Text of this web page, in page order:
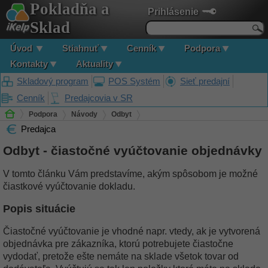
Prihlásenie
Pokladňa a
Sklad
Úvod Stiahnuť Cenník
Podpora
Kontakty
Aktuality
Skladový program
POS Systém
Sieť predajní
Cenník
Predajcovia v SR
Podpora Návody Odbyt
Odbyt - čiastočné vyúčtovanie objednávky
Predajca
Odbyt - čiastočné vyúčtovanie objednávky
V tomto článku Vám predstavíme, akým spôsobom je možné
čiastkové vyúčtovanie dokladu.
Popis situácie
Čiastočné vyúčtovanie je vhodné napr. vtedy, ak je vytvorená
objednávka pre zákazníka, ktorú potrebujete čiastočne
vydodať, pretože ešte nemáte na sklade všetok tovar od